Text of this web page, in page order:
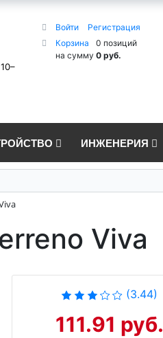
Войти
Регистрация
Корзина
0 позиций
на сумму 0 руб.
ИНЖЕНЕРИЯ
Viva
(3.44)
111.91 руб.